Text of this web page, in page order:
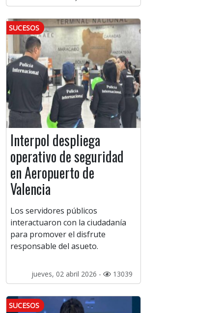
SUCESOS
Interpol despliega
operativo de seguridad
en Aeropuerto de
Valencia
Los servidores públicos
interactuaron con la ciudadanía
para promover el disfrute
responsable del asueto.
jueves, 02 abril 2026 - 13039
SUCESOS